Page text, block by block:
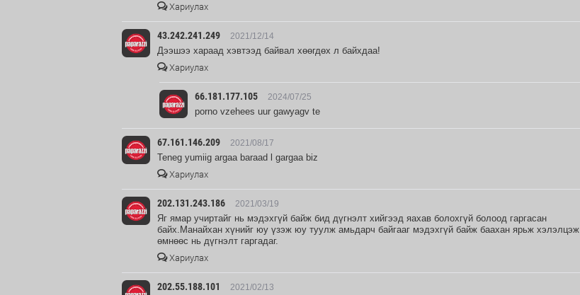
Хариулах
43.242.241.249 2021/12/14
Дээшээ хараад хэвтээд байвал хөөгдөх л байхдаа!
Хариулах
66.181.177.105 2024/07/25
porno vzehees uur gawyagv te
67.161.146.209 2021/08/17
Teneg yumiig argaa baraad l gargaa biz
Хариулах
202.131.243.186 2021/03/19
Яг ямар учиртайг нь мэдэхгүй байж бид дүгнэлт хийгээд яахав болохгүй болоод гаргасан
байх.Манайхан хүнийг юу үзэж юу туулж амьдарч байгааг мэдэхгүй байж баахан ярьж хэлэлцэж
өмнөөс нь дүгнэлт гаргадаг.
Хариулах
202.55.188.101 2021/02/13